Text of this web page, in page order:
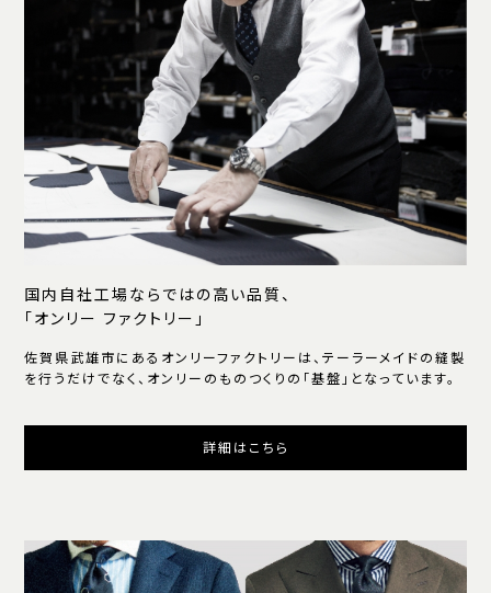
国内自社工場ならではの高い品質、
「オンリー ファクトリー」
佐賀県武雄市にあるオンリーファクトリーは、テーラーメイドの縫製
を行うだけでなく、オンリーのものつくりの「基盤」となっています。
詳細はこちら